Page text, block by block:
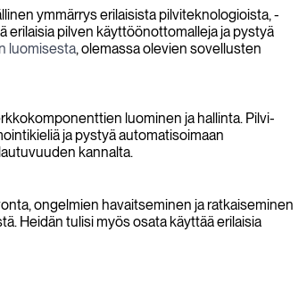
ymmärrys erilaisista pilviteknologioista, -
erilaisia pilven käyttöönottomalleja ja pystyä
luomisesta, olemassa olevien sovellusten
luominen ja hallinta. Pilvi-
ja pystyä automatisoimaan
kannalta.
ongelmien havaitseminen ja ratkaiseminen
Heidän tulisi myös osata käyttää erilaisia